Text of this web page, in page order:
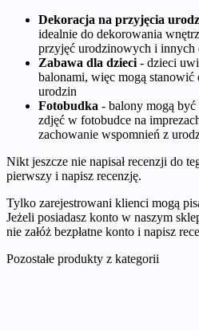
Dekoracja na przyjęcia
idealnie do dekorowania
przyjęć urodzinowych i innych
Zabawa dla dzieci - dzieci
balonami, więc mogą stanowić
urodzin
Fotobudka - balony mogą
zdjęć w fotobudce na
zachowanie wspomnień z
Nikt jeszcze nie napisał recenzji do
pierwszy i napisz recenzję.
Tylko zarejestrowani klienci mogą
Jeżeli posiadasz konto w naszym
nie załóż bezpłatne konto i napisz
Pozostałe produkty z kategorii